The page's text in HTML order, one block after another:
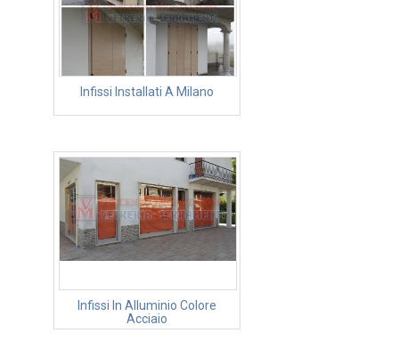
Infissi Installati A Milano
Infissi In Alluminio Colore
Acciaio